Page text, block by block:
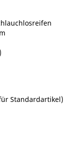
Standardartikel)